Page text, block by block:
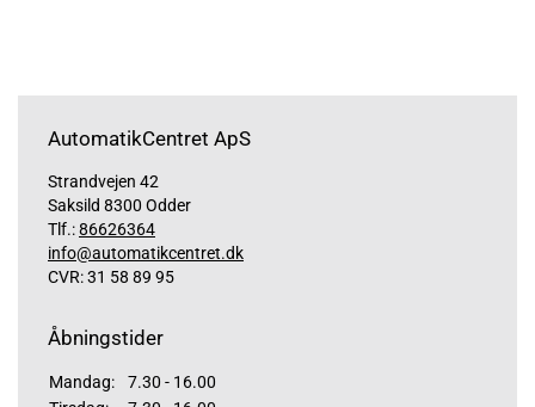
AutomatikCentret ApS
Strandvejen 42
Saksild 8300 Odder
Tlf.:86626364
info@automatikcentret.dk
CVR: 31 58 89 95
Åbningstider
Mandag:
7.30 - 16.00